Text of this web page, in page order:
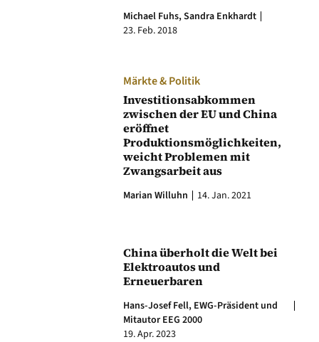
Michael Fuhs,Sandra Enkhardt
23. Feb. 2018
Märkte & Politik
Investitionsabkommen
zwischen der EU und China
eröffnet
Produktionsmöglichkeiten,
weicht Problemen mit
Zwangsarbeit aus
Marian Willuhn 14. Jan. 2021
China überholt die Welt bei
Elektroautos und
Erneuerbaren
Hans-Josef Fell, EWG-Präsident und
Mitautor EEG 2000
19. Apr. 2023